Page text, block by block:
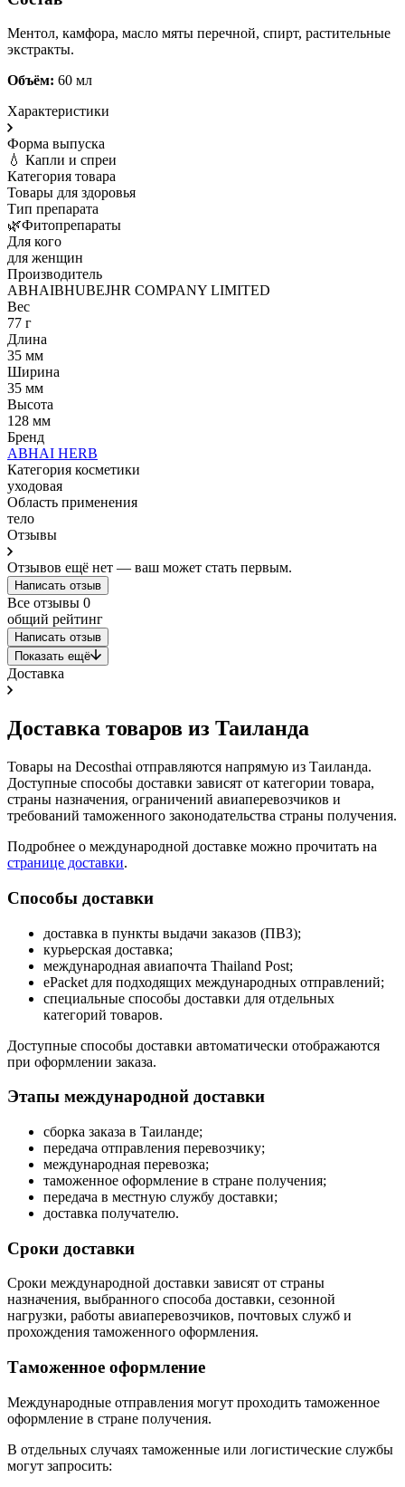
Ментол, камфора, масло мяты перечной, спирт, растительные
экстракты.
Объём: 60 мл
Характеристики
Форма выпуска
💧 Капли и спреи
Категория товара
Товары для здоровья
Тип препарата
🌿Фитопрепараты
Для кого
для женщин
Производитель
ABHAIBHUBEJHR COMPANY LIMITED
Вес
77 г
Длина
35 мм
Ширина
35 мм
Высота
128 мм
Бренд
ABHAI HERB
Категория косметики
уходовая
Область применения
тело
Отзывы
Отзывов ещё нет — ваш может стать первым.
Написать отзыв
Все отзывы 0
общий рейтинг
Написать отзыв
Показать ещё
Доставка
Доставка товаров из Таиланда
Товары на Decosthai отправляются напрямую из Таиланда.
Доступные способы доставки зависят от категории товара,
страны назначения, ограничений авиаперевозчиков и
требований таможенного законодательства страны получения.
Подробнее о международной доставке можно прочитать на
странице доставки.
Способы доставки
доставка в пункты выдачи заказов (ПВЗ);
курьерская доставка;
международная авиапочта Thailand Post;
ePacket для подходящих международных отправлений;
специальные способы доставки для отдельных
категорий товаров.
Доступные способы доставки автоматически отображаются
при оформлении заказа.
Этапы международной доставки
сборка заказа в Таиланде;
передача отправления перевозчику;
международная перевозка;
таможенное оформление в стране получения;
передача в местную службу доставки;
доставка получателю.
Сроки доставки
Сроки международной доставки зависят от страны
назначения, выбранного способа доставки, сезонной
нагрузки, работы авиаперевозчиков, почтовых служб и
прохождения таможенного оформления.
Таможенное оформление
Международные отправления могут проходить таможенное
оформление в стране получения.
В отдельных случаях таможенные или логистические службы
могут запросить: